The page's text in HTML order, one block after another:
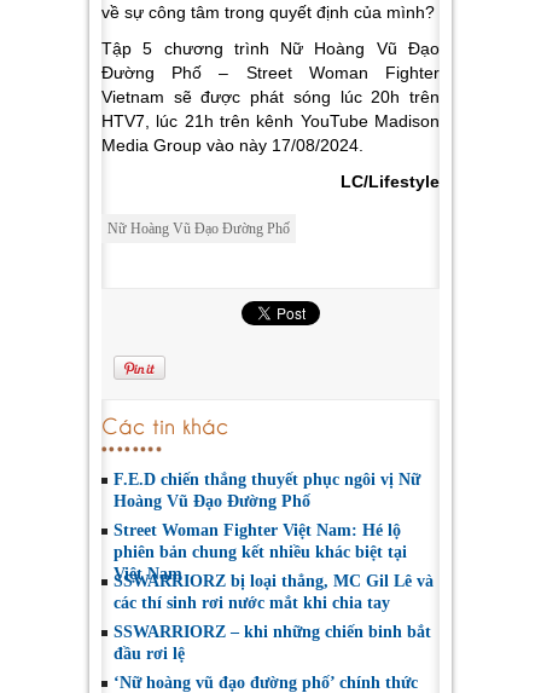
về sự công tâm trong quyết định của mình?
Tập 5 chương trình Nữ Hoàng Vũ Đạo
Đường Phố – Street Woman Fighter
Vietnam sẽ được phát sóng lúc 20h trên
HTV7, lúc 21h trên kênh YouTube Madison
Media Group vào này 17/08/2024.
LC/Lifestyle
Nữ Hoàng Vũ Đạo Đường Phố
Các tin khác
F.E.D chiến thắng thuyết phục ngôi vị Nữ
Hoàng Vũ Đạo Đường Phố
Street Woman Fighter Việt Nam: Hé lộ
phiên bản chung kết nhiều khác biệt tại
Việt Nam
SSWARRIORZ bị loại thẳng, MC Gil Lê và
các thí sinh rơi nước mắt khi chia tay
SSWARRIORZ – khi những chiến binh bắt
đầu rơi lệ
‘Nữ hoàng vũ đạo đường phố’ chính thức